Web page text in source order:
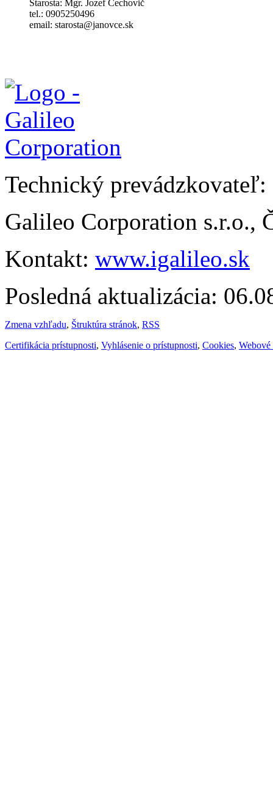
Starosta: Mgr. Jozef Čechovič
tel.: 0905250496
email: starosta@janovce.sk
Technický prevádzkovateľ:
Galileo Corporation s.r.o.,
Kontakt: www.igalileo.sk
Posledná aktualizácia:
Zmena vzhľadu, Štruktúra stránok, RSS
Certifikácia prístupnosti, Vyhlásenie o prístupnosti, Cookies, Webové